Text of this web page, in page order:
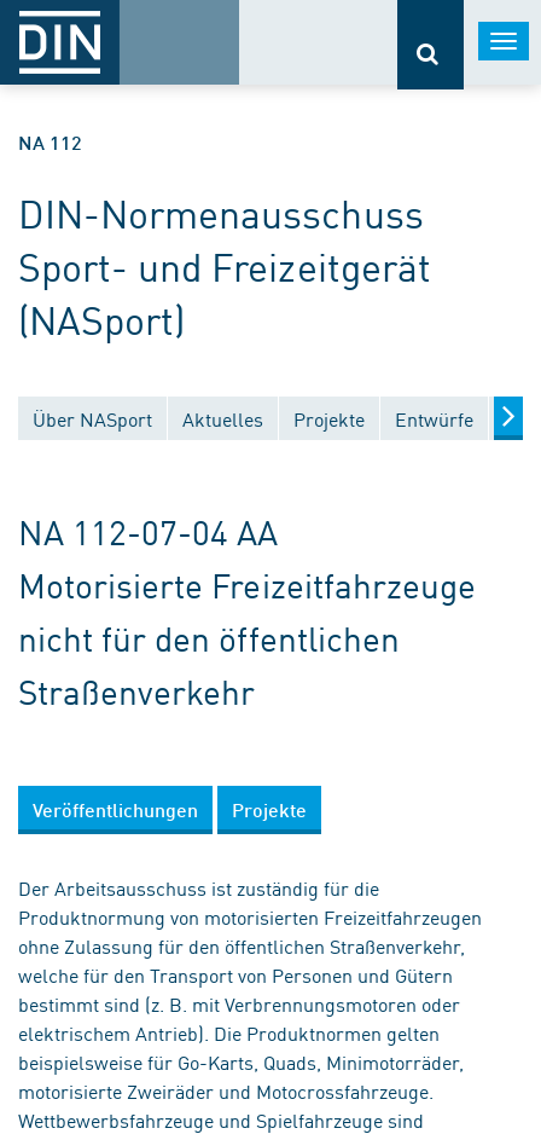
NA 112
DIN-Normenausschuss
Sport- und Freizeitgerät
(NASport)
Über NASport Aktuelles Projekte Entwürfe
NA 112-07-04 AA
Motorisierte Freizeitfahrzeuge
nicht für den öffentlichen
Straßenverkehr
Veröffentlichungen Projekte
Der Arbeitsausschuss ist zuständig für die
Produktnormung von motorisierten Freizeitfahrzeugen
ohne Zulassung für den öffentlichen Straßenverkehr,
welche für den Transport von Personen und Gütern
bestimmt sind (z. B. mit Verbrennungsmotoren oder
elektrischem Antrieb). Die Produktnormen gelten
beispielsweise für Go-Karts, Quads, Minimotorräder,
motorisierte Zweiräder und Motocrossfahrzeuge.
Wettbewerbsfahrzeuge und Spielfahrzeuge sind